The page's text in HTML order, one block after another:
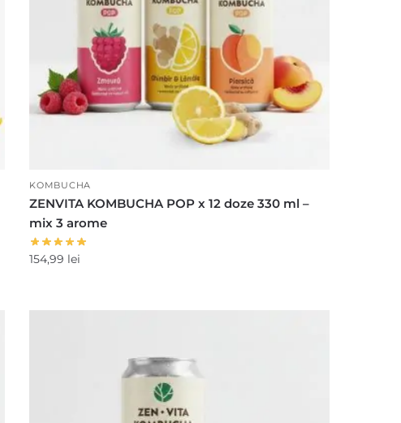
KOMBUCHA
ZENVITA KOMBUCHA POP x 12 doze 330 ml –
mix 3 arome
154,99 lei